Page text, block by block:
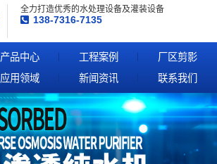
全力打造优秀的水处理设备及灌装设备
138-7316-7135
产品中心 工程案例
厂区剪影
应用领域 新闻资讯 联系我们